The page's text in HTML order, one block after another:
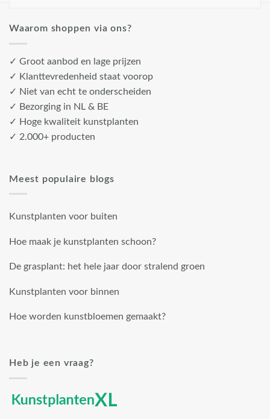
Waarom shoppen via ons?
✓ Groot aanbod en lage prijzen
✓ Klanttevredenheid staat voorop
✓ Niet van echt te onderscheiden
✓ Bezorging in NL & BE
✓ Hoge kwaliteit kunstplanten
✓ 2.000+ producten
Meest populaire blogs
Kunstplanten voor buiten
Hoe maak je kunstplanten schoon?
De grasplant: het hele jaar door stralend groen
Kunstplanten voor binnen
Hoe worden kunstbloemen gemaakt?
Heb je een vraag?